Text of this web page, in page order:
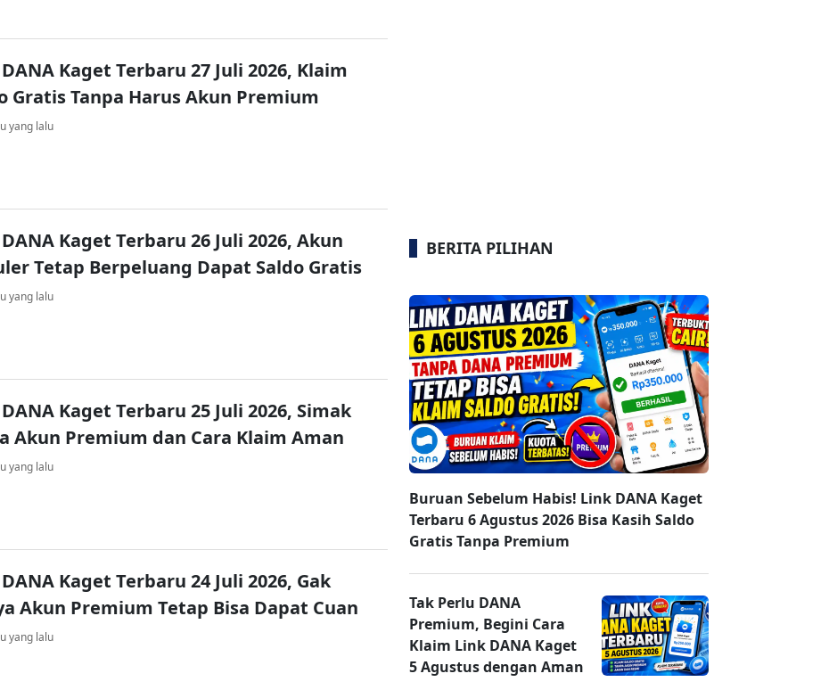
Kaget Terbaru 27 Juli 2026, Klaim
Gratis Tanpa Harus Akun Premium
yang lalu
Kaget Terbaru 26 Juli 2026, Akun
Tetap Berpeluang Dapat Saldo Gratis
yang lalu
Kaget Terbaru 25 Juli 2026, Simak
Akun Premium dan Cara Klaim Aman
yang lalu
Kaget Terbaru 24 Juli 2026, Gak
Akun Premium Tetap Bisa Dapat Cuan
yang lalu
BERITA PILIHAN
Buruan Sebelum Habis! Link DANA Kaget
Terbaru 6 Agustus 2026 Bisa Kasih Saldo
Gratis Tanpa Premium
Tak Perlu DANA
Premium, Begini Cara
Klaim Link DANA Kaget
5 Agustus dengan Aman